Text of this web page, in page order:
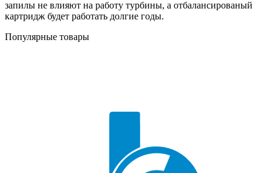
запилы не влияют на работу турбины, а отбалансированый
картридж будет работать долгие годы.
Популярные товары